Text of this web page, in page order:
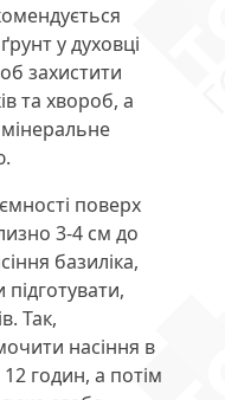
у духовці
захистити
та хвороб, а
поверх
3-4 см до
базиліка,
Так,
насіння в
12 годин, а потім